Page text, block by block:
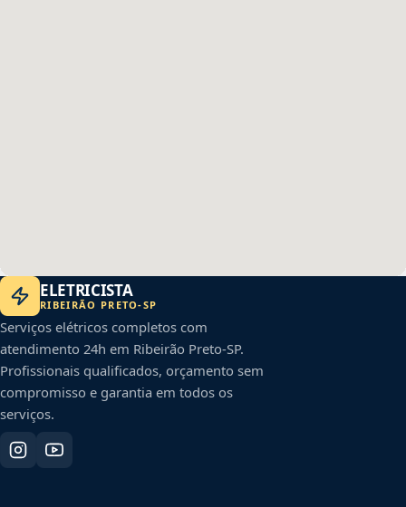
ELETRICISTA
RIBEIRÃO PRETO-SP
Serviços elétricos completos com
atendimento 24h em Ribeirão Preto-SP.
Profissionais qualificados, orçamento sem
compromisso e garantia em todos os
serviços.